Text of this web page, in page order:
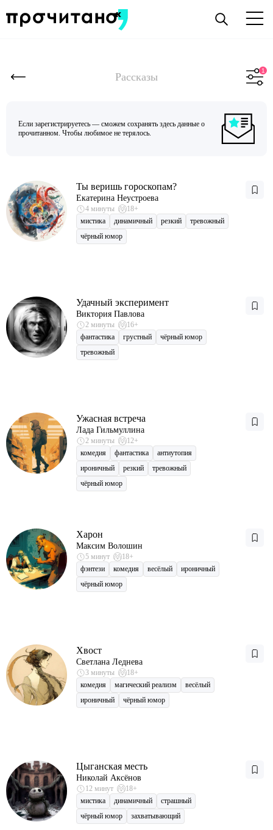
Рассказы
Если зарегистрируетесь — сможем сохранять здесь данные о
прочитанном. Чтобы любимое не терялось.
Ты веришь гороскопам?
Екатерина Неустроева
4 минуты
18+
мистика
динамичный резкий
тревожный
чёрный юмор
Удачный эксперимент
Виктория Павлова
2 минуты
16+
фантастика
грустный
чёрный юмор
тревожный
Ужасная встреча
Лада Гильмуллина
2 минуты
12+
комедия
фантастика
антиутопия
ироничный
резкий
тревожный
чёрный юмор
Харон
Максим Волошин
5 минут
18+
фэнтези
комедия весёлый
ироничный
чёрный юмор
Хвост
Светлана Леднева
3 минуты
18+
комедия
магический реализм
весёлый
ироничный
чёрный юмор
Цыганская месть
Николай Аксёнов
12 минут
18+
мистика
динамичный
страшный
чёрный юмор
захватывающий